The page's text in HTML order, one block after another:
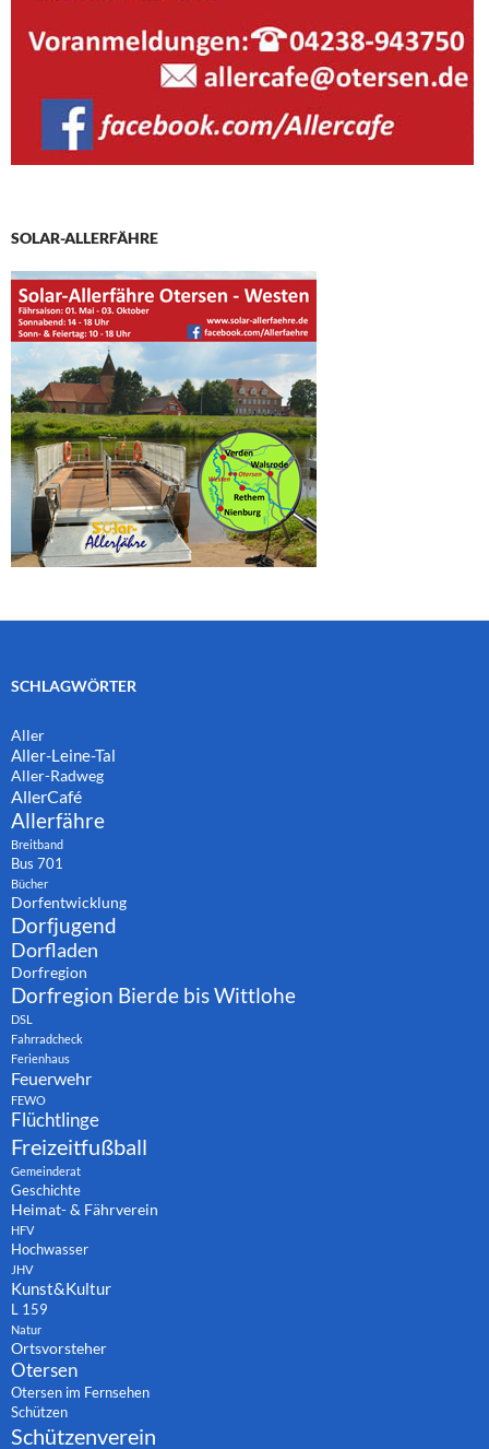
SOLAR-ALLERFÄHRE
SCHLAGWÖRTER
Aller
Aller-Leine-Tal
Aller-Radweg
AllerCafé
Allerfähre
Breitband
Bus 701
Bücher
Dorfentwicklung
Dorfjugend
Dorfladen
Dorfregion
Dorfregion Bierde bis Wittlohe
DSL
Fahrradcheck
Ferienhaus
Feuerwehr
FEWO
Flüchtlinge
Freizeitfußball
Gemeinderat
Geschichte
Heimat- & Fährverein
HFV
Hochwasser
JHV
Kunst&Kultur
L 159
Natur
Ortsvorsteher
Otersen
Otersen im Fernsehen
Schützen
Schützenverein